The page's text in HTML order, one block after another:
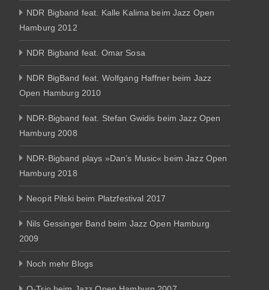
NDR Bigband feat. Kalle Kalima beim Jazz Open
Hamburg 2012
NDR Bigband feat. Omar Sosa
NDR BigBand feat. Wolfgang Haffner beim Jazz
Open Hamburg 2010
NDR-Bigband feat. Stefan Gwidis beim Jazz Open
Hamburg 2008
NDR-Bigband plays »Dan’s Music« beim Jazz Open
Hamburg 2018
Neopit Pilski beim Platzfestival 2017
Nils Gessinger Band beim Jazz Open Hamburg
2009
Noch mehr Blogs